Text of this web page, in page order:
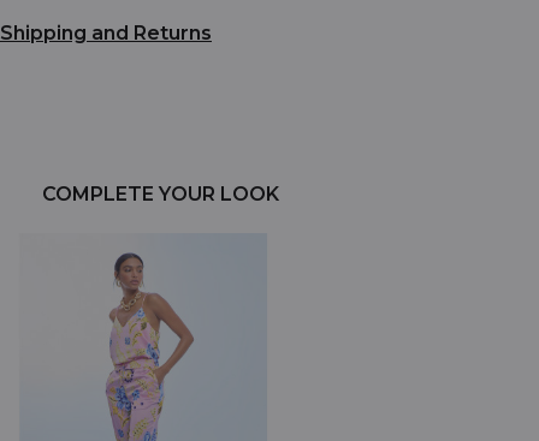
Shipping and Returns
COMPLETE YOUR LOOK